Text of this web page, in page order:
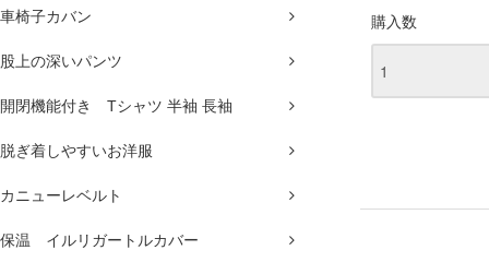
車椅子カバン
股上の深いパンツ
開閉機能付き Tシャツ 半袖 長袖
脱ぎ着しやすいお洋服
カニューレベルト
保温 イルリガートルカバー
購入数